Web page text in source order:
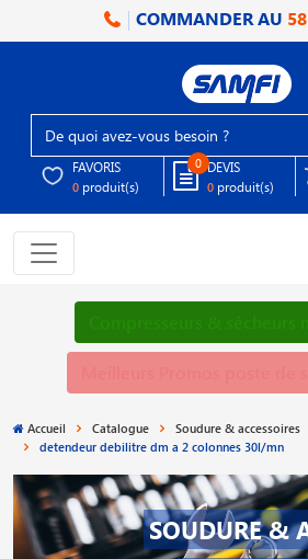
COMMANDER AU
FAVORIS
0 produit(s)
0 DEVIS
0 produit(s)
Accueil Catalogue Soudure & accessoires
detendeur debilitre dm a 2 colonnes 30l/mn
SOUDURE &